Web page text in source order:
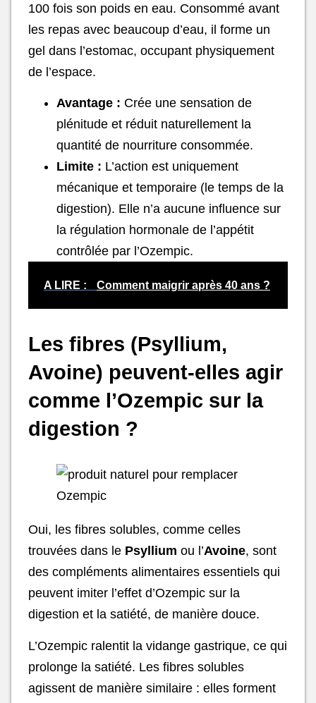
100 fois son poids en eau. Consommé avant
les repas avec beaucoup d’eau, il forme un
gel dans l’estomac, occupant physiquement
de l’espace.
Avantage : Crée une sensation de
plénitude et réduit naturellement la
quantité de nourriture consommée.
Limite : L’action est uniquement
mécanique et temporaire (le temps de la
digestion). Elle n’a aucune influence sur
la régulation hormonale de l’appétit
contrôlée par l’Ozempic.
A LIRE : Comment maigrir après 40 ans ?
Les fibres (Psyllium,
Avoine) peuvent-elles agir
comme l’Ozempic sur la
digestion ?
Oui, les fibres solubles, comme celles
trouvées dans le Psyllium ou l’Avoine, sont
des compléments alimentaires essentiels qui
peuvent imiter l’effet d’Ozempic sur la
digestion et la satiété, de manière douce.
L’Ozempic ralentit la vidange gastrique, ce qui
prolonge la satiété. Les fibres solubles
agissent de manière similaire : elles forment